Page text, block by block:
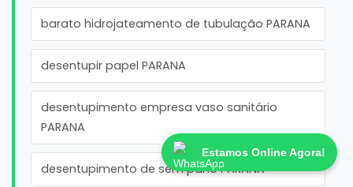
barato hidrojateamento de tubulação PARANA
desentupir papel PARANA
desentupimento empresa vaso sanitário
PARANA
desentupimento de sem pano PARANA
Estamos Online Agora!